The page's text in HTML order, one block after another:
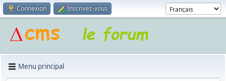
Connexion Inscrivez-vous
Menu principal